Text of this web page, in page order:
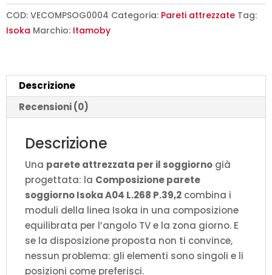
A04
L.268
COD: VECOMPSOG0004 Categoria: Pareti attrezzate Tag:
Isoka Marchio: Itamoby
Descrizione
Recensioni (0)
Descrizione
Una parete attrezzata per il soggiorno già
progettata: la Composizione parete
soggiorno Isoka A04 L.268 P.39,2 combina i
moduli della linea Isoka in una composizione
equilibrata per l’angolo TV e la zona giorno. E
se la disposizione proposta non ti convince,
nessun problema: gli elementi sono singoli e li
posizioni come preferisci.